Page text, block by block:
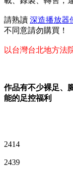
請熟讀 深造播放器
不同意請勿購買！
以台灣台北地方法
作品有不少裸足、
能的足控福利
2414
2439